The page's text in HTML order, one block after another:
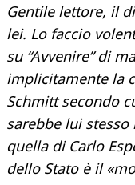
Gentile lettore, il
lei. Lo faccio
su “Avvenire” di
implicitamente la
Schmitt secondo
sarebbe lui
quella di Carlo
dello Stato è il